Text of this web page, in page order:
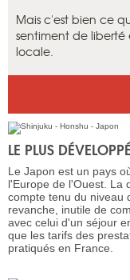
Mais c'est bien ce
sentiment de liberté
locale.
LE PLUS
Le Japon est un pays
l'Europe de l'Ouest. La
compte tenu du niveau
revanche, inutile de
avec celui d'un séjour
que les tarifs des
pratiqués en France.